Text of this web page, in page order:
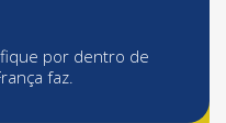
por dentro de
faz.